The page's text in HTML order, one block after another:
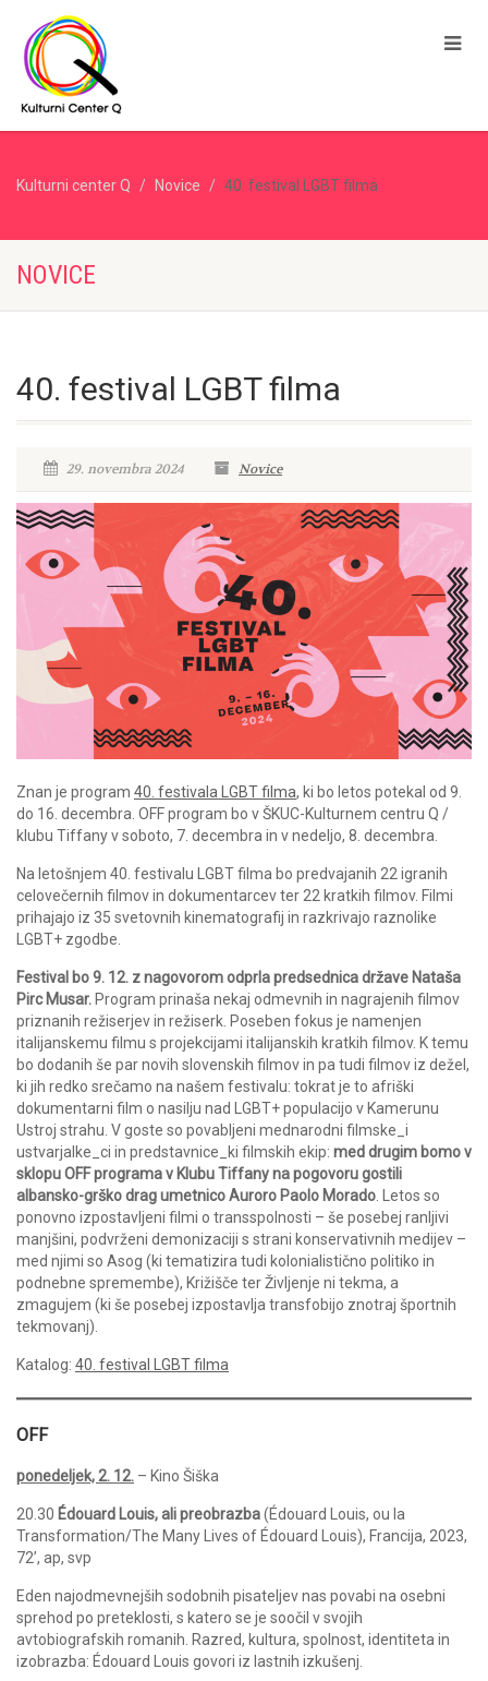
Kulturni center Q Novice 40. festival LGBT filma
NOVICE
40. festival LGBT filma
29. novembra 2024 Novice
Znan je program 40. festivala LGBT filma, ki bo letos potekal od 9.
do 16. decembra. OFF program bo v ŠKUC-Kulturnem centru Q /
klubu Tiffany v soboto, 7. decembra in v nedeljo, 8. decembra.
Na letošnjem 40. festivalu LGBT filma bo predvajanih 22 igranih
celovečernih filmov in dokumentarcev ter 22 kratkih filmov. Filmi
prihajajo iz 35 svetovnih kinematografij in razkrivajo raznolike
LGBT+ zgodbe.
Festival bo 9. 12. z nagovorom odprla predsednica države Nataša
Pirc Musar. Program prinaša nekaj odmevnih in nagrajenih filmov
priznanih režiserjev in režiserk. Poseben fokus je namenjen
italijanskemu filmu s projekcijami italijanskih kratkih filmov. K temu
bo dodanih še par novih slovenskih filmov in pa tudi filmov iz dežel,
ki jih redko srečamo na našem festivalu: tokrat je to afriški
dokumentarni film o nasilju nad LGBT+ populacijo v Kamerunu
Ustroj strahu. V goste so povabljeni mednarodni filmske_i
ustvarjalke_ci in predstavnice_ki filmskih ekip: med drugim bomo v
sklopu OFF programa v Klubu Tiffany na pogovoru gostili
albansko-grško drag umetnico Auroro Paolo Morado . Letos so
ponovno izpostavljeni filmi o transspolnosti – še posebej ranljivi
manjšini, podvrženi demonizaciji s strani konservativnih medijev –
med njimi so Asog (ki tematizira tudi kolonialistično politiko in
podnebne spremembe), Križišče ter Življenje ni tekma, a
zmagujem (ki še posebej izpostavlja transfobijo znotraj športnih
tekmovanj).
Katalog: 40. festival LGBT filma
OFF
ponedeljek, 2. 12. – Kino Šiška
20.30 Édouard Louis, ali preobrazba(Édouard Louis, ou la
Transformation/The Many Lives of Édouard Louis), Francija, 2023,
72’, ap, svp
Eden najodmevnejših sodobnih pisateljev nas povabi na osebni
sprehod po preteklosti, s katero se je soočil v svojih
avtobiografskih romanih. Razred, kultura, spolnost, identiteta in
izobrazba: Édouard Louis govori iz lastnih izkušenj.